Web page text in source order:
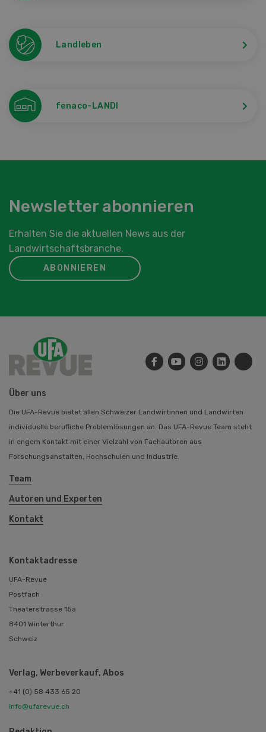
Landleben
fenaco-LANDI
Newsletter abonnieren
Erhalten Sie die aktuellen News aus der
Landwirtschaftsbranche.
ABONNIEREN
Über uns
Die UFA-Revue bietet allen Schweizer Landwirtinnen und Landwirten
individuelle berufliche Problemlösungen an. Das UFA-Revue Team steht
in engem Kontakt mit einer Vielzahl von Fachautoren aus
Forschungsanstalten, Hochschulen und Industrie.
Team
Autoren und Experten
Kontakt
Kontaktadresse
UFA-Revue
Postfach
Theaterstrasse 15a
8401 Winterthur
Schweiz
Verlag, Werbeverkauf, Abos
+41 (0) 58 433 65 20
info@ufarevue.ch